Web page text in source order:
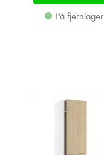
På fjernlager